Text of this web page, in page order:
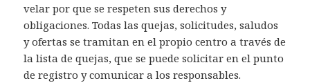
velar por que se respeten sus derechos y
obligaciones. Todas las quejas, solicitudes, saludos
y ofertas se tramitan en el propio centro a través de
la lista de quejas, que se puede solicitar en el punto
de registro y comunicar a los responsables.